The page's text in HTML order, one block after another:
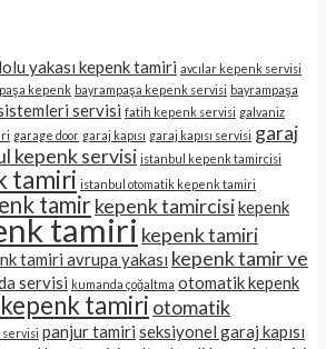
yakası kepenk tamiri avcılar kepenk servisi
kepenk bayrampaşa kepenk servisi bayrampaşa
servisi fatih kepenk servisi galvaniz
garage door garaj kapısı garaj kapısı servisi garaj
kepenk servisi istanbul kepenk tamircisi
tamiri istanbul otomatik kepenk tamiri
tamirkepenk tamircisikepenk
tamiri kepenk tamiri
tamiri avrupa yakası kepenk tamir ve
servisi kumanda çoğaltma otomatik kepenk
tamiri otomatik
panjur tamiri seksiyonel garaj kapısı